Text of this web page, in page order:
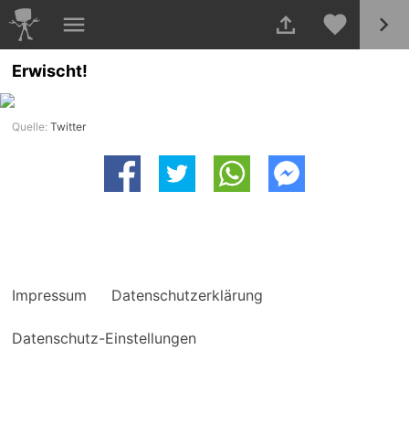
Erwischt!
Quelle:Twitter
Impressum Datenschutzerklärung
Datenschutz-Einstellungen